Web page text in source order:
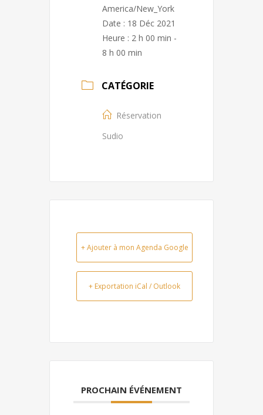
America/New_York
Date : 18 Déc 2021
Heure : 2 h 00 min -
8 h 00 min
CATÉGORIE
Réservation
Sudio
+ Ajouter à mon Agenda Google
+ Exportation iCal / Outlook
PROCHAIN ÉVÉNEMENT